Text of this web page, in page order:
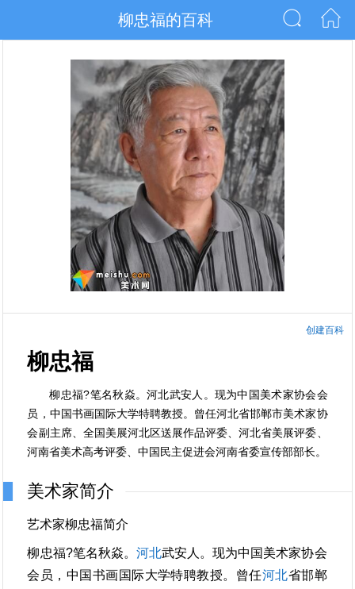
柳忠福的百科
创建百科
柳忠福
柳忠福?笔名秋焱。河北武安人。现为中国美术家协会会
员，中国书画国际大学特聘教授。曾任河北省邯郸市美术家协
会副主席、全国美展河北区送展作品评委、河北省美展评委、
河南省美术高考评委、中国民主促进会河南省委宣传部部长。
美术家简介
艺术家柳忠福简介
柳忠福?笔名秋焱。 河北武安人。现为中国美术家协会
会员，中国书画国际大学特聘教授。曾任河北省邯郸